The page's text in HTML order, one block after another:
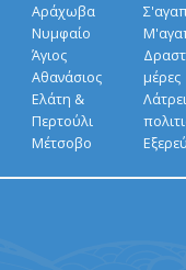
Αράχωβα
Νυμφαίο
Άγιος
Αθανάσιος
Ελάτη &
Περτούλι
Μέτσοβο
μέρες